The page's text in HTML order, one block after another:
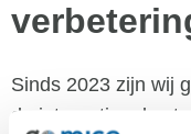
Sinds 2023 zijn wij
de internationale